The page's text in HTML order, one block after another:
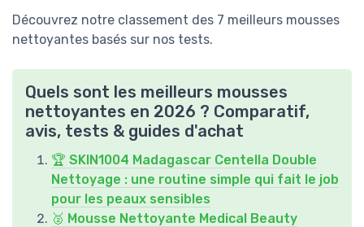
Découvrez notre classement des 7 meilleurs mousses
nettoyantes basés sur nos tests.
Quels sont les meilleurs mousses
nettoyantes en 2026 ? Comparatif,
avis, tests & guides d'achat
🏆 SKIN1004 Madagascar Centella Double
Nettoyage : une routine simple qui fait le job
pour les peaux sensibles
🥈 Mousse Nettoyante Medical Beauty